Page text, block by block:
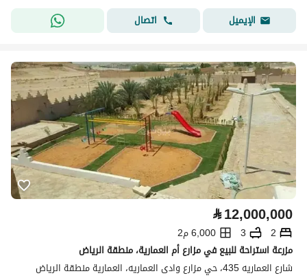
الإيميل
اتصال
⃁12,000,000
2
3
6,000 م2
مزرعة استراحة للبيع في مزارع أم العمارية، منطقة الرياض
شارع العماريه 435، حي مزارع وادى العماريه، العمارية منطقة الرياض